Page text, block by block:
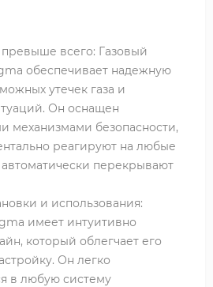
превыше всего: Газовый
обеспечивает надежную
утечек газа и
Он оснащен
механизмами безопасности,
реагируют на любые
перекрывают
и использования:
имеет интуитивно
который облегчает его
Он легко
в любую систему